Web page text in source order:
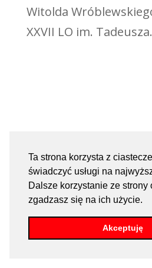
Ta strona korzysta z
świadczyć usługi na
Dalsze korzystanie ze strony
zgadzasz się na ich użycie.
Akceptuję
Witolda
XXVII LO im.